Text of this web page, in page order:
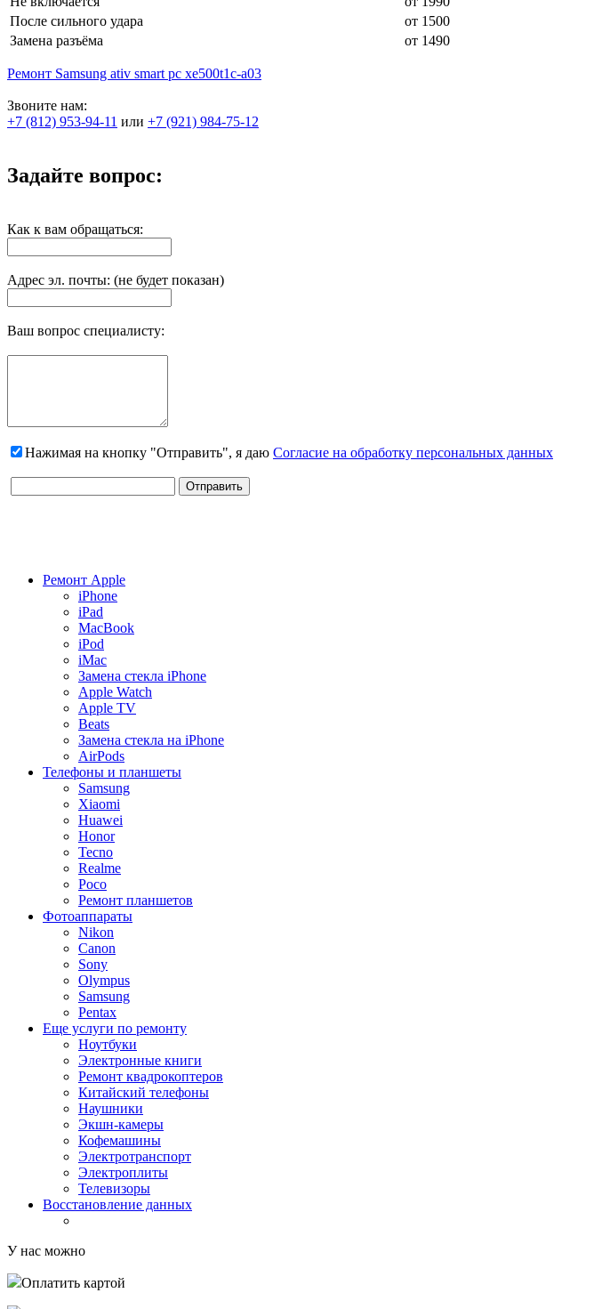
После сильного удара
от 1500
Замена разъёма
от 1490
Ремонт Samsung ativ smart pc xe500t1c-a03
Звоните нам:
+7 (812) 953-94-11 или +7 (921) 984-75-12
Задайте вопрос:
Как к вам обращаться:
Адрес эл. почты: (не будет показан)
Ваш вопрос специалисту:
Нажимая на кнопку "Отправить", я даю Согласие на обработку персональных данных
Ремонт Apple
iPhone
iPad
MacBook
iPod
iMac
Замена стекла iPhone
Apple Watch
Apple TV
Beats
Замена стекла на iPhone
AirPods
Телефоны и планшеты
Samsung
Xiaomi
Huawei
Honor
Tecno
Realme
Poco
Ремонт планшетов
Фотоаппараты
Nikon
Canon
Sony
Olympus
Samsung
Pentax
Еще услуги по ремонту
Ноутбуки
Электронные книги
Ремонт квадрокоптеров
Китайский телефоны
Наушники
Экшн-камеры
Кофемашины
Электротранспорт
Электроплиты
Телевизоры
Восстановление данных
У нас можно
Оплатить картой